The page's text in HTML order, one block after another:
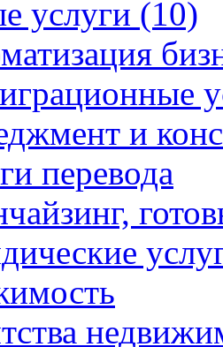
услуги (10)
и
перевода